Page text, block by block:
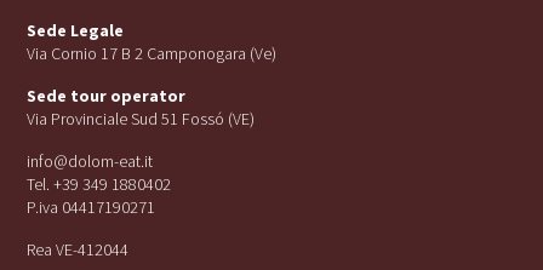
Sede Legale
Via Cornio 17 B 2 Camponogara (Ve)
Sede tour operator
Via Provinciale Sud 51 Fossó (VE)
info@dolom-eat.it
Tel. +39 349 1880402
P.iva 04417190271
Rea VE-412044